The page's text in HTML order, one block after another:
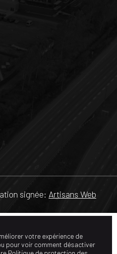
signée: Artisans Web
votre expérience de
pour voir comment désactiver